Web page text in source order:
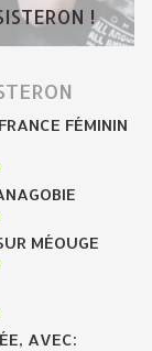
!
FÉMININ
MÉOUGE
AVEC: